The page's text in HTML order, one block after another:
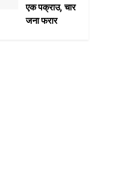
एक पक्राउ, चार
जना फरार